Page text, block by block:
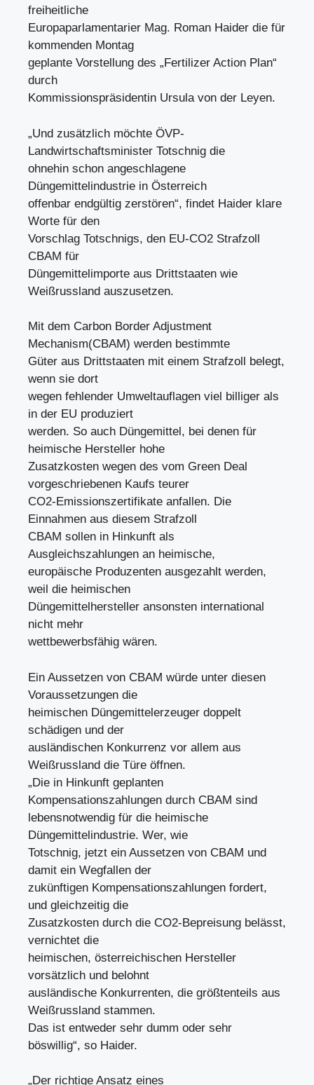
freiheitliche
Europaparlamentarier Mag. Roman Haider die für
kommenden Montag
geplante Vorstellung des „Fertilizer Action Plan“
durch
Kommissionspräsidentin Ursula von der Leyen.
„Und zusätzlich möchte ÖVP-
Landwirtschaftsminister Totschnig die
ohnehin schon angeschlagene
Düngemittelindustrie in Österreich
offenbar endgültig zerstören“, findet Haider klare
Worte für den
Vorschlag Totschnigs, den EU-CO2 Strafzoll
CBAM für
Düngemittelimporte aus Drittstaaten wie
Weißrussland auszusetzen.
Mit dem Carbon Border Adjustment
Mechanism(CBAM) werden bestimmte
Güter aus Drittstaaten mit einem Strafzoll belegt,
wenn sie dort
wegen fehlender Umweltauflagen viel billiger als
in der EU produziert
werden. So auch Düngemittel, bei denen für
heimische Hersteller hohe
Zusatzkosten wegen des vom Green Deal
vorgeschriebenen Kaufs teurer
CO2-Emissionszertifikate anfallen. Die
Einnahmen aus diesem Strafzoll
CBAM sollen in Hinkunft als
Ausgleichszahlungen an heimische,
europäische Produzenten ausgezahlt werden,
weil die heimischen
Düngemittelhersteller ansonsten international
nicht mehr
wettbewerbsfähig wären.
Ein Aussetzen von CBAM würde unter diesen
Voraussetzungen die
heimischen Düngemittelerzeuger doppelt
schädigen und der
ausländischen Konkurrenz vor allem aus
Weißrussland die Türe öffnen.
„Die in Hinkunft geplanten
Kompensationszahlungen durch CBAM sind
lebensnotwendig für die heimische
Düngemittelindustrie. Wer, wie
Totschnig, jetzt ein Aussetzen von CBAM und
damit ein Wegfallen der
zukünftigen Kompensationszahlungen fordert,
und gleichzeitig die
Zusatzkosten durch die CO2-Bepreisung belässt,
vernichtet die
heimischen, österreichischen Hersteller
vorsätzlich und belohnt
ausländische Konkurrenten, die größtenteils aus
Weißrussland stammen.
Das ist entweder sehr dumm oder sehr
böswillig“, so Haider.
„Der richtige Ansatz eines